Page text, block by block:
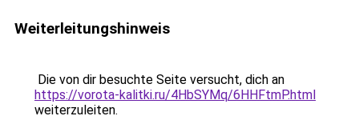
Weiterleitungshinweis
Die von dir besuchte Seite versucht, dich an
https://vorota-kalitki.ru/4HbSYMq/6HHFtmP.html
weiterzuleiten.